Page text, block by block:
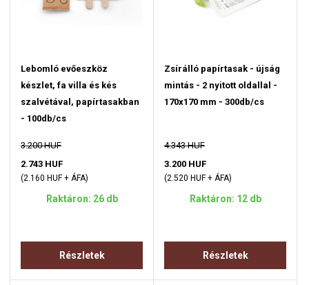
Lebomló evőeszköz
készlet, fa villa és kés
szalvétával, papírtasakban
- 100db/cs
3.200 HUF
2.743 HUF
(2.160 HUF + ÁFA)
Raktáron: 26 db
Részletek
Zsírálló papírtasak - újság
mintás - 2 nyitott oldallal -
170x170 mm - 300db/cs
4.343 HUF
3.200 HUF
(2.520 HUF + ÁFA)
Raktáron: 12 db
Részletek